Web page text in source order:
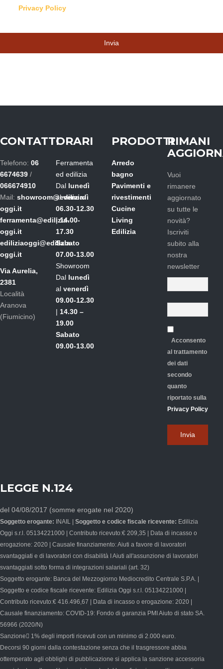
Privacy Policy
Invia
CONTATTI
Telefono: 06
6674639 /
066674910
Mail: showroom@edilizia-
oggi.it
ferramenta@edilizia-
oggi.it
ediliziaoggi@edilizia-
oggi.it
Via Aurelia,
2381
Località
Aranova
(Fiumicino)
ORARI
Ferramenta
ed edilizia
Dal lunedì
alvenerdì
06.30-12.30
|14.00-
17.30
Sabato
07.00-13.00
Showroom
Dal lunedì
al venerdì
09.00-12.30
| 14.30 –
19.00
Sabato
09.00-13.00
PRODOTTI
Arredo
bagno
Pavimenti e
rivestimenti
Cucine
Living
Edilizia
RIMANI
Vuoi
rimanere
aggiornato
su tutte le
novità?
Iscriviti
subito alla
nostra
newsletter
Acconsento
al trattamento
dei dati
secondo
quanto
riportato sulla
Privacy Policy
Invia
LEGGE N.124
del 04/08/2017 (somme erogate nel 2020)
Soggetto erogante: INAIL | Soggetto e codice fiscale ricevente: Edilizia
Oggi s.r.l. 05134221000 | Contributo ricevuto:€ 209,35 | Data di incasso o
erogazione: 2020 | Causale finanziamento: Aiuti a favore di lavoratori
svantaggiati e di lavoratori con disabilità I Aiuti all'assunzione di lavoratori
svantaggiati sotto forma di integrazioni salariali (art. 32)
Soggetto erogante: Banca del Mezzogiorno Mediocredito Centrale S.P.A. |
Soggetto e codice fiscale ricevente: Edilizia Oggi s.r.l. 05134221000 |
Contributo ricevuto:€ 416.496,67 | Data di incasso o erogazione: 2020 |
Causale finanziamento: COVID-19: Fondo di garanzia PMI Aiuto di stato SA.
56966 (2020/N)
Sanzione􀇺 1% degli importi ricevuti con un minimo di 2.000 euro.
Decorsi 90 giorni dalla contestazione senza che il trasgressore abbia
ottemperato agli obblighi di pubblicazione si applica la sanzione accessoria